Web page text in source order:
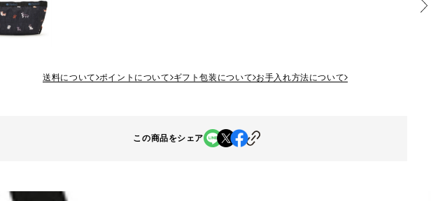
送料について ポイントについて ギフト包装について お手入れ方法について
この商品をシェア